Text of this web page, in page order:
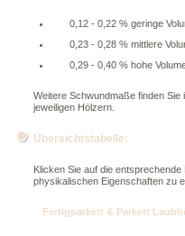
0,12 - 0,22 % geringe
0,23 - 0,28 % mittlere
0,29 - 0,40 % hohe
Weitere Schwundmaße finden Sie
jeweiligen Hölzern.
Übersichtstabelle:
Klicken Sie auf die
physikalischen Eigenschaften zu
Fertigparkett & Parkett